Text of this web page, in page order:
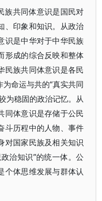
族共同体意识是国民对
、印象和知识。从政治
识是中华对于中华民族
形成的综合反映和整体
民族共同体意识是各民
命运与共的“真实共同
为稳固的政治记忆。从
同体意识是存储于公民
斗历程中的人物、事件
对国家民族及相关知识
治知识”的统一体。公
个体思维发展与群体认